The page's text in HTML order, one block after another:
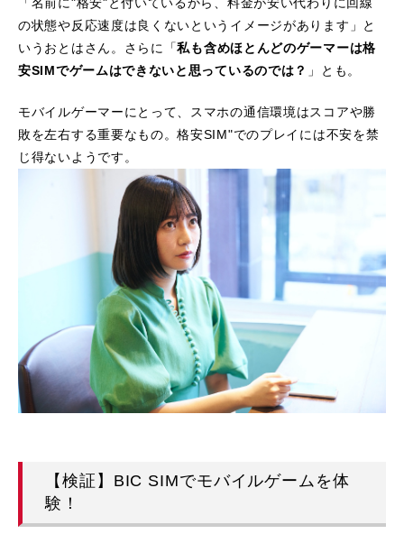
の状態や反応速度は良くないというイメージがあります」と
いうおとはさん。さらに「私も含めほとんどのゲーマーは格
安SIMでゲームはできないと思っているのでは？ 」とも。
モバイルゲーマーにとって、スマホの通信環境はスコアや勝
敗を左右する重要なもの。格安SIM"でのプレイには不安を禁
じ得ないようです。
【検証】BIC SIMでモバイルゲームを体
験！